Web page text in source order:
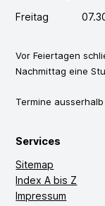
Freitag
Vor Feiertagen
Nachmittag eine
Termine
Services
Sitemap
Index A bis Z
Impressum